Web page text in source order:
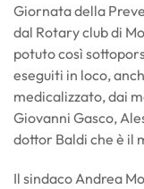
Giornata della
dal Rotary club di
potuto così
eseguiti in loco,
medicalizzato, dai
Giovanni Gasco,
dottor Baldi che è il
Il sindaco Andrea